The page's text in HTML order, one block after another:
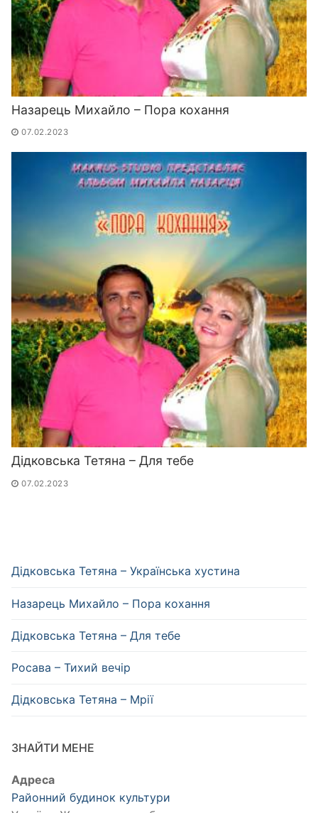
Назарець Михайло – Пора кохання
07.02.2023
Дідковська Тетяна – Для тебе
07.02.2023
Дідковська Тетяна – Українська хустина
Назарець Михайло – Пора кохання
Дідковська Тетяна – Для тебе
Росава – Тихий вечір
Дідковська Тетяна – Мрії
ЗНАЙТИ МЕНЕ
Адреса
Районний будинок культури